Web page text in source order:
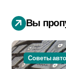
Вы
Советы